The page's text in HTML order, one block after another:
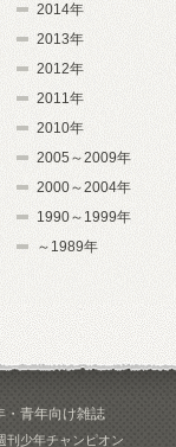
2014年
2013年
2012年
2011年
2010年
2005～2009年
2000～2004年
1990～1999年
～1989年
・青年向け雑誌
刊少年チャンピオン